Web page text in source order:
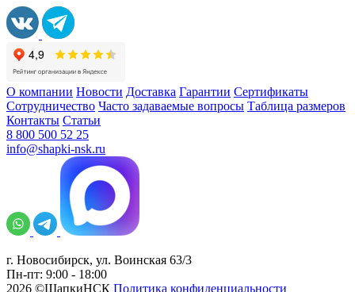
О компании Новости Доставка Гарантии Сертификаты
Сотрудничество Часто задаваемые вопросы Таблица размеров
Контакты Статьи
8 800 500 52 25
info@shapki-nsk.ru
г. Новосибирск, ул. Воинская 63/3
Пн-пт: 9:00 - 18:00
2026 ©ШапкиНСК Политика конфиденциальности